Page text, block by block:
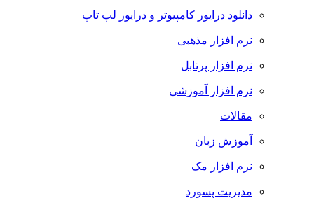
دانلود درایور کامپیوتر و درایور لپ تاپ
نرم افزار مذهبی
نرم افزار پرتابل
نرم افزار آموزشی
مقالات
آموزش زبان
نرم افزار مک
مدیریت پسورد